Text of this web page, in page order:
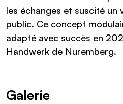
les échanges et suscité un
public. Ce concept
adapté avec succès en
Handwerk de Nuremberg.
Galerie